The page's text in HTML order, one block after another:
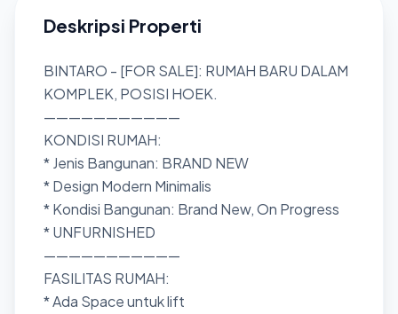
Deskripsi Properti
BINTARO - [FOR SALE]: RUMAH BARU DALAM
KOMPLEK, POSISI HOEK.
———————————
KONDISI RUMAH:
* Jenis Bangunan: BRAND NEW
* Design Modern Minimalis
* Kondisi Bangunan: Brand New, On Progress
* UNFURNISHED
———————————
FASILITAS RUMAH:
* Ada Space untuk lift